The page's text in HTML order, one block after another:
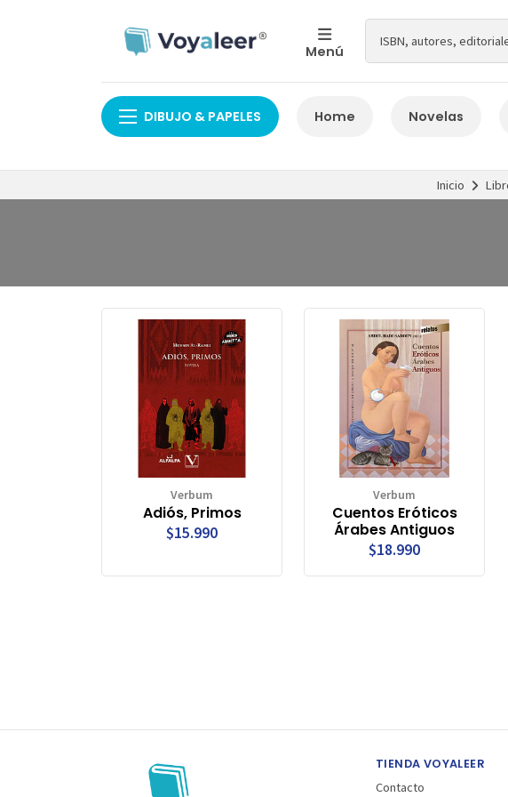
Menú
DIBUJO & PAPELES Home Novelas
Inicio
Verbum
Adiós, Primos
$15.990
Verbum
Cuentos Eróticos
Árabes Antiguos
$18.990
TIENDA VOYALEER
Contacto